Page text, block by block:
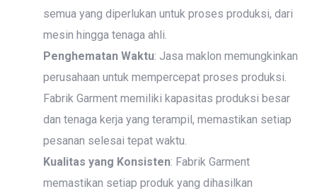
semua yang diperlukan untuk proses produksi, dari
mesin hingga tenaga ahli.
Penghematan Waktu: Jasa maklon memungkinkan
perusahaan untuk mempercepat proses produksi.
Fabrik Garment memiliki kapasitas produksi besar
dan tenaga kerja yang terampil, memastikan setiap
pesanan selesai tepat waktu.
Kualitas yang Konsisten: Fabrik Garment
memastikan setiap produk yang dihasilkan